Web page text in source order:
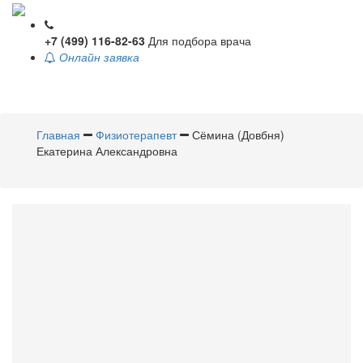
+7 (499) 116-82-63 Для подбора врача
Онлайн заявка
Главная
Физиотерапевт
Сёмина (Довбня)
Екатерина Александровна